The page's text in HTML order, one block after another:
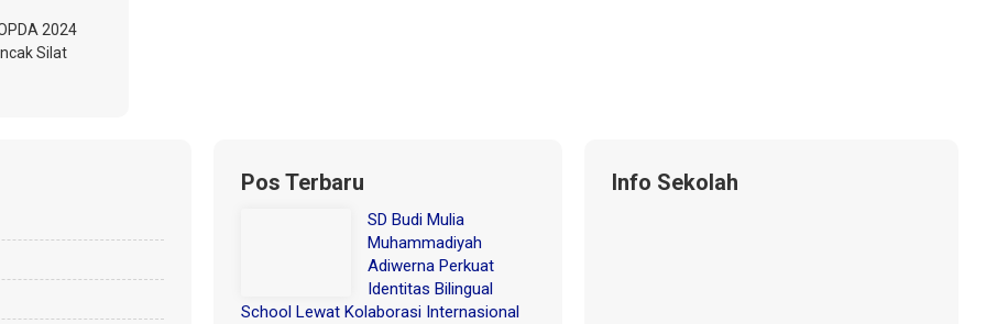
2024
Silat
Pos Terbaru
SD Budi Mulia
Muhammadiyah
Adiwerna Perkuat
Identitas Bilingual
School Lewat Kolaborasi Internasional
Info Sekolah